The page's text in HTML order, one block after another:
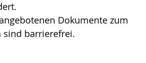
Dokumente zum
sind barrierefrei.